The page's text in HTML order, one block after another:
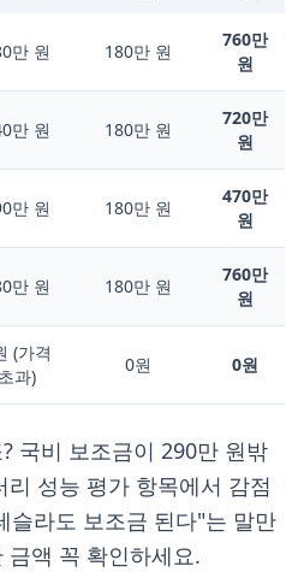
만 원 180만 원
760만
원
만 원 180만 원
720만
원
만 원 180만 원
470만
원
만 원 180만 원
760만
원
(가격
초과)
0원 0원
국비 보조금이 290만 원밖
성능 평가 항목에서 감점
슬라도 보조금 된다"는 말만
금액 꼭 확인하세요.